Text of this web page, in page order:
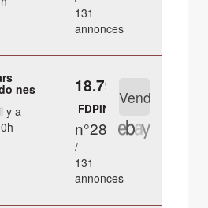
131
annonces
nes
y a
18.79 €
FDPIN
n°28
/
131
annonces